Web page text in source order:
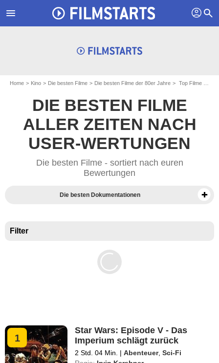
menu profil search
Home Kino Die besten Filme Die besten Filme der 80er Jahre Top Filme des Jahres 1980
DIE BESTEN FILME
ALLER ZEITEN NACH
USER-WERTUNGEN
Die besten Filme - sortiert nach euren
Bewertungen
Die besten Dokumentationen
Filter
1
Star Wars: Episode V - Das
Imperium schlägt zurück
2 Std. 04 Min. | Abenteuer,Sci-Fi